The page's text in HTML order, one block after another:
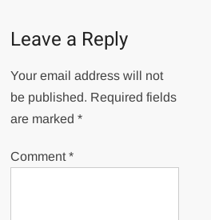
Leave a Reply
Your email address will not
be published. Required fields
are marked*
Comment*